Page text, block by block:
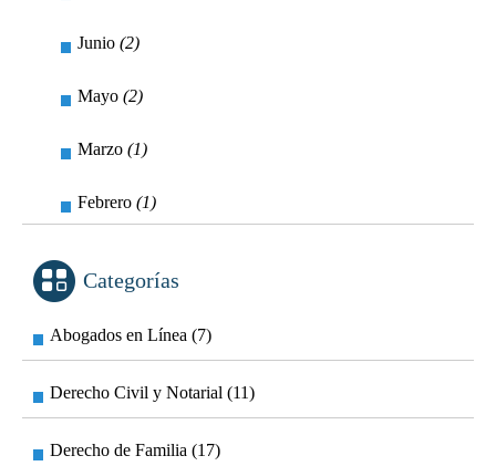
Junio (2)
Mayo (2)
Marzo (1)
Febrero (1)
Categorías
Abogados en Línea (7)
Derecho Civil y Notarial (11)
Derecho de Familia (17)